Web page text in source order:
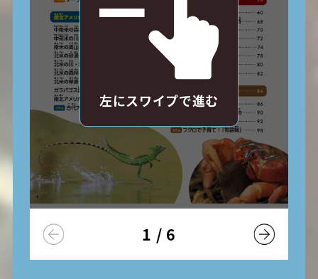
左にスワイプで進む
1 / 6